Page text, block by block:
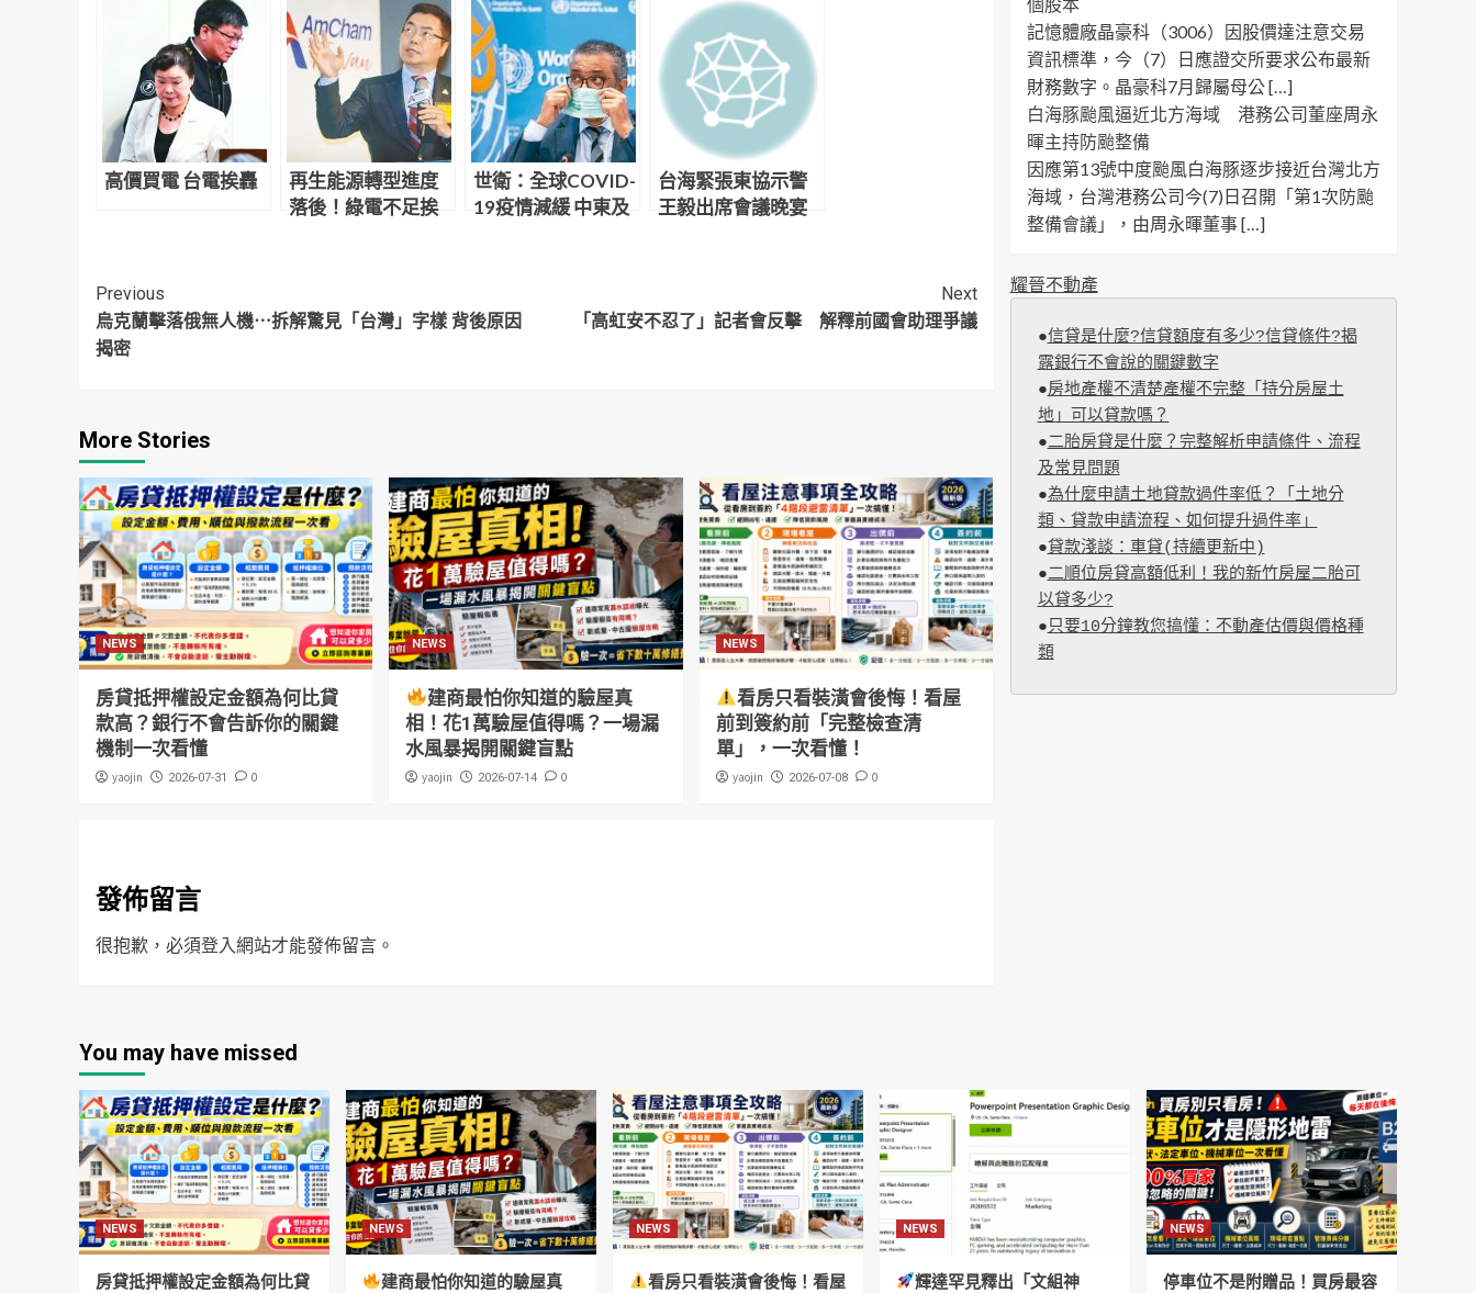
高價買電 台電挨轟
再生能源轉型進度
落後！綠電不足挨
世衛：全球COVID-
19疫情減緩 中東及
台海緊張東協示警
王毅出席會議晚宴
Continue
Reading
Previous
烏克蘭擊落俄無人機⋯拆解驚見「台灣」字樣 背後原因
揭密
Next
「高虹安不忍了」記者會反擊 解釋前國會助理爭議
More Stories
NEWS
房貸抵押權設定金額為何比貸
款高？銀行不會告訴你的關鍵
機制一次看懂
yaojin 2026-07-31 0
NEWS
建商最怕你知道的驗屋真
相！花1萬驗屋值得嗎？一場漏
水風暴揭開關鍵盲點
yaojin 2026-07-14 0
NEWS
看房只看裝潢會後悔！看屋
前到簽約前「完整檢查清
單」，一次看懂！
yaojin 2026-07-08 0
發佈留言
很抱歉，必須登入 網站才能發佈留言。
記憶體廠晶豪科（3006）因股價達注意交易
資訊標準，今（7）日應證交所要求公布最新
財務數字。晶豪科7月歸屬母公 […]
白海豚颱風逼近北方海域 港務公司董座周永
暉主持防颱整備
因應第13號中度颱風白海豚逐步接近台灣北方
海域，台灣港務公司今(7)日召開「第1次防颱
整備會議」，由周永暉董事 […]
耀晉不動產
●信貸是什麼?信貸額度有多少?信貸條件?揭
露銀行不會說的關鍵數字
●房地產權不清楚產權不完整「持分房屋土
地」可以貸款嗎？
●二胎房貸是什麼？完整解析申請條件、流程
及常見問題
●為什麼申請土地貸款過件率低？「土地分
類、貸款申請流程、如何提升過件率」
●貸款淺談：車貸(持續更新中)
●二順位房貸高額低利！我的新竹房屋二胎可
以貸多少?
●只要10分鐘教您搞懂：不動產估價與價格種
類
You may have missed
NEWS
房貸抵押權設定金額為何比貸
NEWS
建商最怕你知道的驗屋真
NEWS
看房只看裝潢會後悔！看屋
NEWS
輝達罕見釋出「文組神
NEWS
停車位不是附贈品！買房最容